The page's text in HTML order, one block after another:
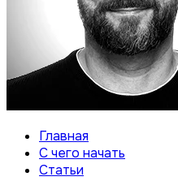
Главная
С чего начать
Статьи